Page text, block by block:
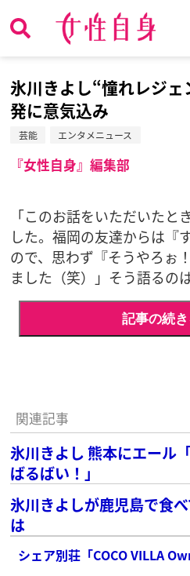
氷川きよし“憧れレジ
発に意気込み
芸能 エンタメニュース
『女性自身』編集部
「このお話をいただいたと
した。福岡の友達からは『
ので、思わず『そうやろぉ
ました（笑）」そう語るの
記事の続
関連記事
氷川きよし 熊本にエール
ばるばい！」
氷川きよしが鹿児島で食
は
シェア別荘「COCO VILLA